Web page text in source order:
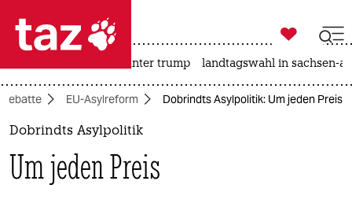
 taz zahl ich
taz zahl ich
politik

taz zahl ich
usa unter trump landtagswahl in sachsen-
Debatte EU-Asylreform Dobrindts Asylpolitik: Um jeden Preis
Dobrindts Asylpolitik
Um jeden Preis